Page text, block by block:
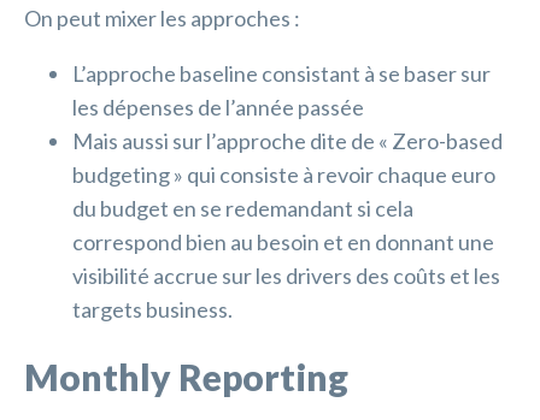
On peut mixer les approches :
L’approche baseline consistant à se baser sur
les dépenses de l’année passée
Mais aussi sur l’approche dite de « Zero-based
budgeting » qui consiste à revoir chaque euro
du budget en se redemandant si cela
correspond bien au besoin et en donnant une
visibilité accrue sur les drivers des coûts et les
targets business.
Monthly Reporting